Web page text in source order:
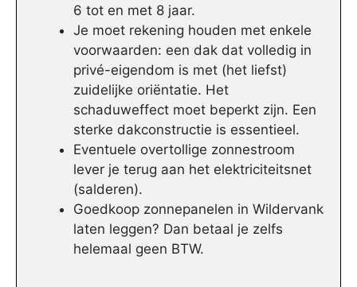
6 tot en met 8 jaar.
Je moet rekening houden met enkele
voorwaarden: een dak dat volledig in
privé-eigendom is met (het liefst)
zuidelijke oriëntatie. Het
schaduweffect moet beperkt zijn. Een
sterke dakconstructie is essentieel.
Eventuele overtollige zonnestroom
lever je terug aan het elektriciteitsnet
(salderen).
Goedkoop zonnepanelen in Wildervank
laten leggen? Dan betaal je zelfs
helemaal geen BTW.